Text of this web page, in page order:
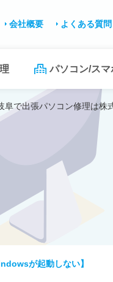
パソコン/ス
会社概要 よくある質問
阜で出張パソコン修理は株
が起動しない】